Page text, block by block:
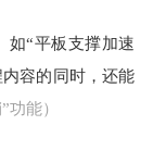
如“平板支撑加速
容的同时，还能
功能）